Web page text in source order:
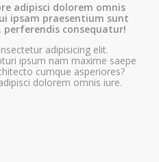
adipisci dolorem omnis
ipsam praesentium sunt
consequatur!
adipisicing elit.
ipsum nam maxime saepe
cumque asperiores?
dolorem omnis iure.